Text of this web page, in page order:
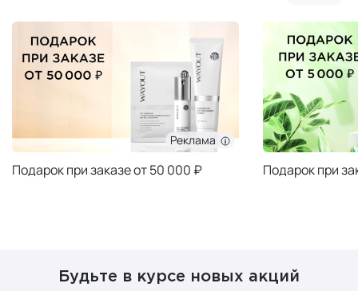
Реклама
Подарок при заказе от 50 000 ₽ Подарок при
Будьте в курсе новых акций